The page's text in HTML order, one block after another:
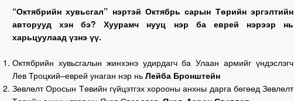
“Октябрийн хувьсгал” нэртэй Октябрь сарын Төрийн эргэлтийн
авторууд хэн бэ? Хуурамч нууц нэр ба еврей нэрээр нь
харьцуулаад үзнэ үү.
Октябрийн хувьсгалын жинхэнэ удирдагч ба Улаан армийг үндэслэгч
Лев Троцкий–еврей унаган нэр нь Лейба Бронштейн
Зөвлөлт Оросын Төвийн гүйцэтгэх хорооны анхны дарга бөгөөд Зөвлөлт